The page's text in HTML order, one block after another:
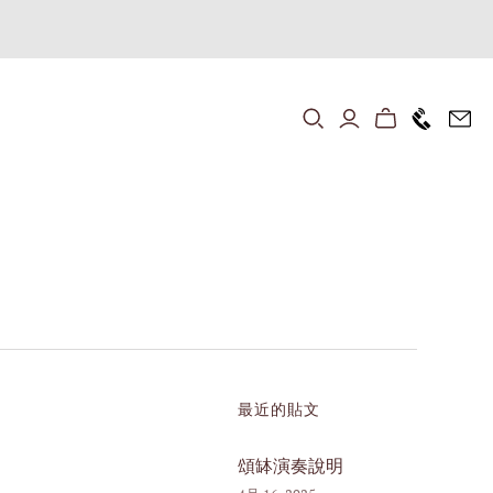
+1646
最近的貼文
頌缽演奏說明